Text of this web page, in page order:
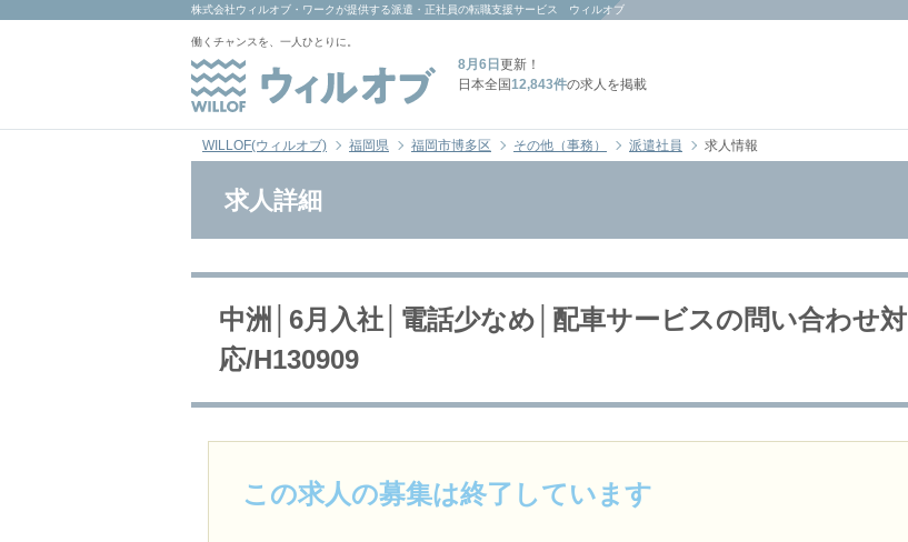
株式会社ウィルオブ・ワーク が提供する派遣・正社員の転職支援サービス ウィルオブ
働くチャンスを、一人ひとりに。
8月6日 更新！
日本全国12,843件の求人を掲載
WILLOF(ウィルオブ) 福岡県 福岡市博多区 その他（事務） 派遣社員 求人情報
求人詳細
中洲│6月入社│電話少なめ│配車サービスの問い合わせ対
応/H130909
この求人の募集は終了しています